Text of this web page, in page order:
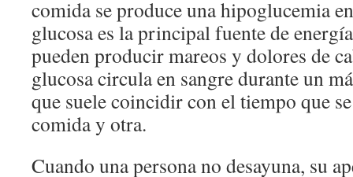
comida se produce una hipoglucemia
glucosa es la principal fuente de
pueden producir mareos y dolores de
glucosa circula en sangre durante un
que suele coincidir con el tiempo que
comida y otra.
Cuando una persona no desayuna, su